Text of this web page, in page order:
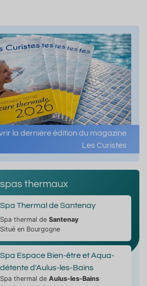
la dernière édition du magazine
Les Curistes
thermaux
Spa Thermal de Santenay
Spa thermal de Santenay
Situé en Bourgogne
Spa Espace Bien-être et Aqua-
détente d'Aulus-les-Bains
Spa thermal de Aulus-les-Bains